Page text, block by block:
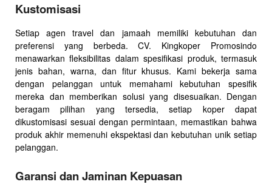
Kustomisasi
Setiap agen travel dan jamaah memiliki kebutuhan dan
preferensi yang berbeda. CV. Kingkoper Promosindo
menawarkan fleksibilitas dalam spesifikasi produk, termasuk
jenis bahan, warna, dan fitur khusus. Kami bekerja sama
dengan pelanggan untuk memahami kebutuhan spesifik
mereka dan memberikan solusi yang disesuaikan. Dengan
beragam pilihan yang tersedia, setiap koper dapat
dikustomisasi sesuai dengan permintaan, memastikan bahwa
produk akhir memenuhi ekspektasi dan kebutuhan unik setiap
pelanggan.
Garansi dan Jaminan Kepuasan